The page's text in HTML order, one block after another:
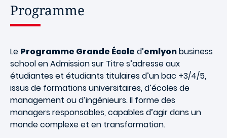
Programme
Le Programme Grande École d’emlyonbusiness
school en Admission sur Titre s’adresse aux
étudiantes et étudiants titulaires d’un bac +3/4/5,
issus de formations universitaires, d’écoles de
management ou d’ingénieurs. Il forme des
managers responsables, capables d’agir dans un
monde complexe et en transformation.